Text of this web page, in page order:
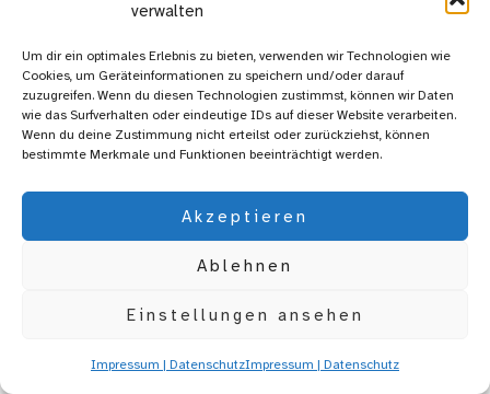
verwalten
Um dir ein optimales Erlebnis zu bieten, verwenden wir Technologien wie
Cookies, um Geräteinformationen zu speichern und/oder darauf
zuzugreifen. Wenn du diesen Technologien zustimmst, können wir Daten
wie das Surfverhalten oder eindeutige IDs auf dieser Website verarbeiten.
Wenn du deine Zustimmung nicht erteilst oder zurückziehst, können
bestimmte Merkmale und Funktionen beeinträchtigt werden.
Akzeptieren
Ablehnen
Einstellungen ansehen
Impressum | DatenschutzImpressum | Datenschutz